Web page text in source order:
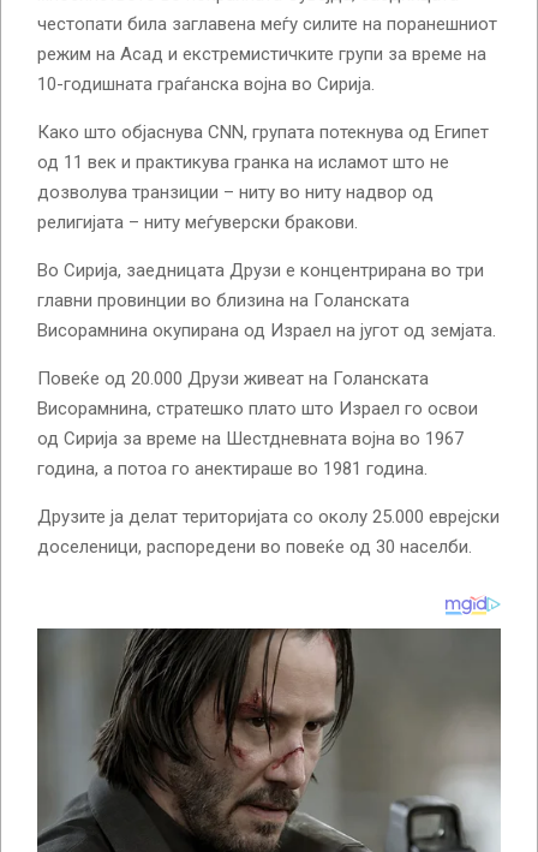
честопати била заглавена меѓу силите на поранешниот
режим на Асад и екстремистичките групи за време на
10-годишната граѓанска војна во Сирија.
Како што објаснува CNN, групата потекнува од Египет
од 11 век и практикува гранка на исламот што не
дозволува транзиции – ниту во ниту надвор од
религијата – ниту меѓуверски бракови.
Во Сирија, заедницата Друзи е концентрирана во три
главни провинции во близина на Голанската
Висорамнина окупирана од Израел на југот од земјата.
Повеќе од 20.000 Друзи живеат на Голанската
Висорамнина, стратешко плато што Израел го освои
од Сирија за време на Шестдневната војна во 1967
година, а потоа го анектираше во 1981 година.
Друзите ја делат територијата со околу 25.000 еврејски
доселеници, распоредени во повеќе од 30 населби.